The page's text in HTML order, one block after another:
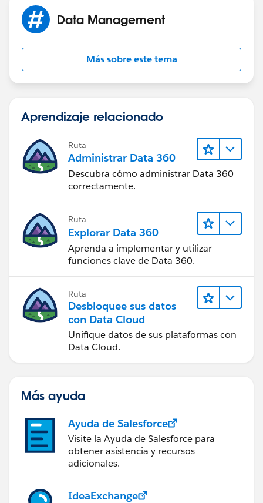
Data Management
Más sobre este tema
Aprendizaje relacionado
Ruta
Administrar Data 360
Descubra cómo administrar Data 360
correctamente.
Ruta
Explorar Data 360
Aprenda a implementar y utilizar
funciones clave de Data 360.
Ruta
Desbloquee sus datos
con Data Cloud
Unifique datos de sus plataformas con
Data Cloud.
Más ayuda
Ayuda de Salesforce
Visite la Ayuda de Salesforce para
obtener asistencia y recursos
adicionales.
IdeaExchange